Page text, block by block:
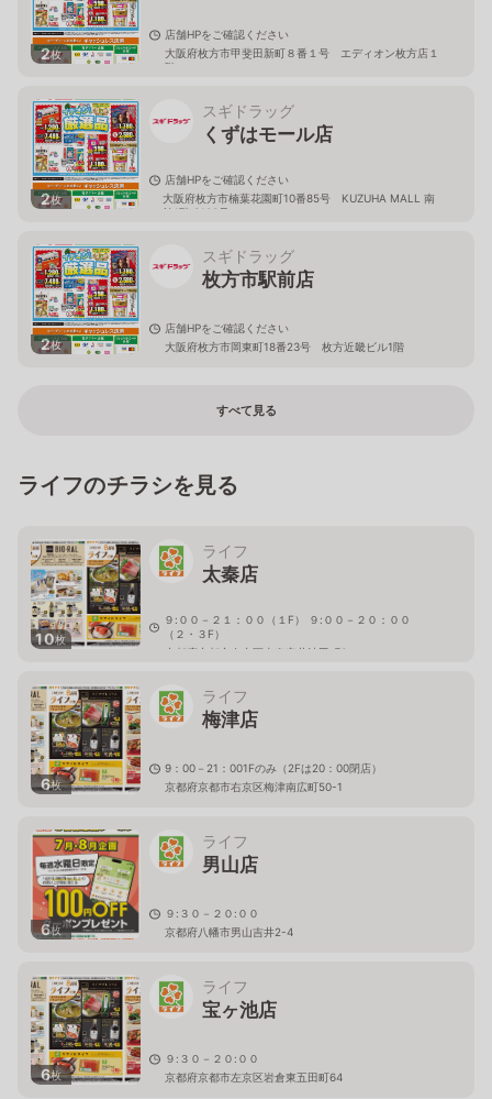
2枚
店舗HPをご確認ください
大阪府枚方市甲斐田新町８番１号 エディオン枚方店１
階
2枚
スギドラッグ
くずはモール店
店舗HPをご確認ください
大阪府枚方市楠葉花園町10番85号 KUZUHA MALL 南
館1階 S103号
2枚
スギドラッグ
枚方市駅前店
店舗HPをご確認ください
大阪府枚方市岡東町18番23号 枚方近畿ビル1階
すべて見る
ライフのチラシを見る
10枚
ライフ
太秦店
９:００－２１：００（１F） ９:００－２０：００
（２・３F）
京都府京都市右京区太秦安井池田町6
6枚
ライフ
梅津店
9：00－21：001Fのみ（2Fは20：00閉店）
京都府京都市右京区梅津南広町50-1
6枚
ライフ
男山店
９:３０－２０:００
京都府八幡市男山吉井2-4
6枚
ライフ
宝ヶ池店
９:３０－２０:００
京都府京都市左京区岩倉東五田町64